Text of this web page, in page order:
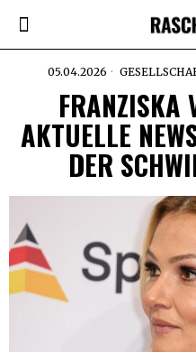
05.04.2026
FRANZISKA
AKTUELLE
DER